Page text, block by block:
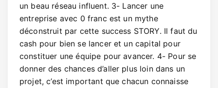
un beau réseau influent. 3- Lancer une
entreprise avec 0 franc est un mythe
déconstruit par cette success STORY. Il faut du
cash pour bien se lancer et un capital pour
constituer une équipe pour avancer. 4- Pour se
donner des chances d’aller plus loin dans un
projet, c’est important que chacun connaisse